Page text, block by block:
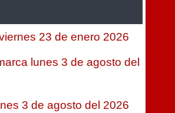
23 de enero 2026
lunes 3 de agosto del
3 de agosto del 2026